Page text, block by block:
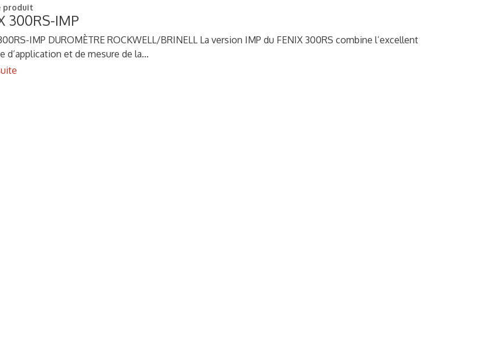
produit
300RS-IMP
IMP DUROMÈTRE ROCKWELL/BRINELL La version IMP du FENIX 300RS combine l’excellent
d’application et de mesure de la…